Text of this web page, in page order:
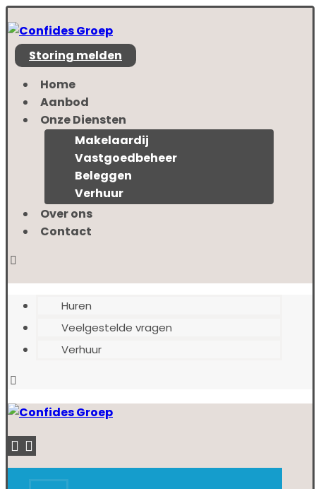
Storing melden
Home
Aanbod
Onze Diensten
Makelaardij
Vastgoedbeheer
Beleggen
Verhuur
Over ons
Contact
Huren
Veelgestelde vragen
Verhuur